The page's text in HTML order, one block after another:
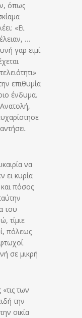
όπως
«Ει
…
γαρ ειμί
επιθυμία
ένδυμα.
να
ει κυρία
πόσος
του
τίμιε
πόλεως
σε μικρή
των
την
οικία